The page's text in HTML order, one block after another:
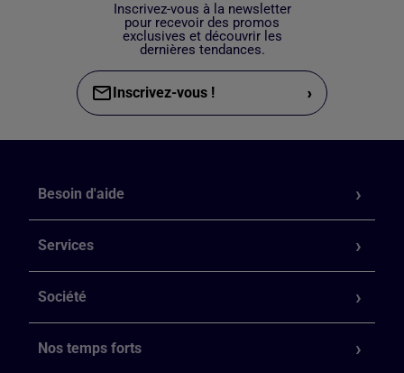
Inscrivez-vous à la newsletter
pour recevoir des promos
exclusives et découvrir les
dernières tendances.
Inscrivez-vous ! ›
Besoin d'aide
Services
Société
Nos temps forts